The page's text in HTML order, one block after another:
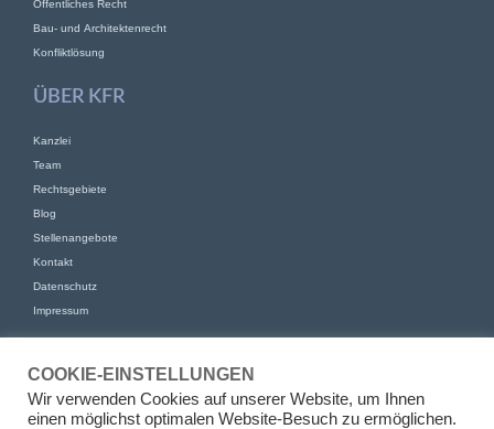
Öffentliches Recht
Bau- und Architektenrecht
Konfliktlösung
ÜBER KFR
Kanzlei
Team
Rechtsgebiete
Blog
Stellenangebote
Kontakt
Datenschutz
Impressum
KFR Kirchhoff Franke Riethmüller Partnerschaft von Rechtsanwälten
mbB
COOKIE-EINSTELLUNGEN
Wir verwenden Cookies auf unserer Website, um Ihnen
einen möglichst optimalen Website-Besuch zu ermöglichen.